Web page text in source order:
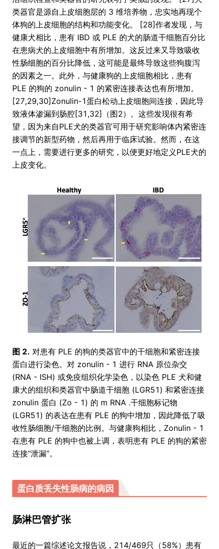
类器官是源自上皮细胞层的 3 维培养物，忠实地再现个
体狗的上皮细胞的结构和功能变化。 [28]作者发现，与
健康犬相比，患有 IBD 或 PLE 的犬的肠道干细胞百分比
在患病犬的上皮细胞中有所增加。这反过来又导致吸收
性肠细胞的百分比降低，这可能是最终导致这些狗腹泻
的因素之一。此外，与健康狗的上皮细胞相比，患有
PLE 的狗的 zonulin - 1 的紧密连接表达也有所增加。
[27,29,30]Zonulin-1蛋白松动上皮细胞间连接，因此导
致液体渗漏到肠腔[31,32]（图2）。这些发现很有希
望，因为来自PLE犬的类器官可用于研究影响体内紧密连
接调节的新型药物，然后再用于临床试验。然而，在这
一点上，需要进行更多的研究，以便更好地定义PLE犬的
上皮变化。
图 2. 对患有 PLE 的狗的类器官中的干细胞和紧密连接
蛋白进行染色。对 zonulin - 1 进行 RNA 原位杂交
(RNA - ISH) 或免疫组织化学染色，以染色 PLE 犬和健
康犬的组织和类器官中肠道干细胞 (LGR51) 和紧密连接
zonulin 蛋白 (Zo - 1) 的 m RNA .干细胞标记物
(LGR51) 的表达在患有 PLE 的狗中增加，因此降低了吸
收性肠细胞/干细胞的比例。与健康狗相比，Zonulin - 1
在患有 PLE 的狗中也被上调，表明患有 PLE 的狗的紧密
连接“泄漏”。
蛋白质丢失性肠病的病因
肠淋巴管扩张
最近的一篇综述论文报告说，214/469只（58%）患有